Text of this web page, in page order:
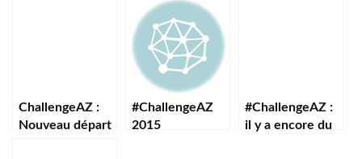
ChallengeAZ :
Nouveau départ
#ChallengeAZ
2015
#ChallengeAZ :
il y a encore du